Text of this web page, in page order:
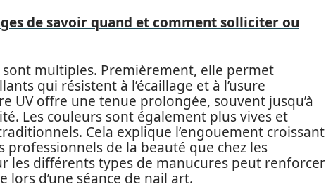
de savoir quand et comment solliciter ou
sont multiples. Premièrement, elle permet
qui résistent à l’écaillage et à l’usure
UV offre une tenue prolongée, souvent jusqu’à
Les couleurs sont également plus vives et
Cela explique l’engouement croissant
de la beauté que chez les
les différents types de manucures peut renforcer
d’une séance de nail art.